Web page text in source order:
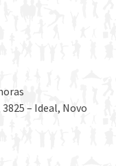
– Ideal, Novo